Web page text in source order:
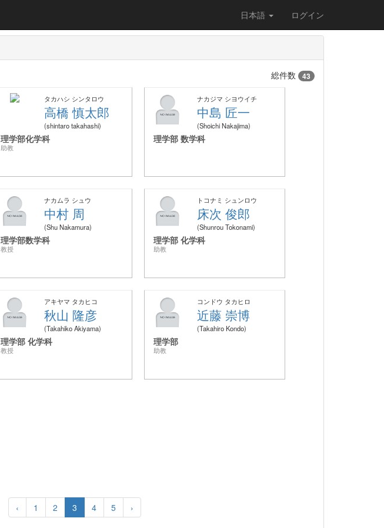
日本語 ログイン
総件数 43
タカハシ シンタロウ
高橋 慎太郎
shintaro takahashi
理学部化学科
助教
ナカジマ シヨウイチ
中島 匠一
Shoichi Nakajima
理学部 数学科
ナカムラ シュウ
中村 周
Shu Nakamura
理学部数学科
教授
トコナミ シュンロウ
床次 俊郎
Shunrou Tokonami
理学部 化学科
助教
アキヤマ タカヒコ
秋山 隆彦
Takahiko Akiyama
理学部 化学科
教授
コンドウ タカヒロ
近藤 崇博
Takahiro Kondo
理学部
助教
‹ 1 2 3 4 5 ›